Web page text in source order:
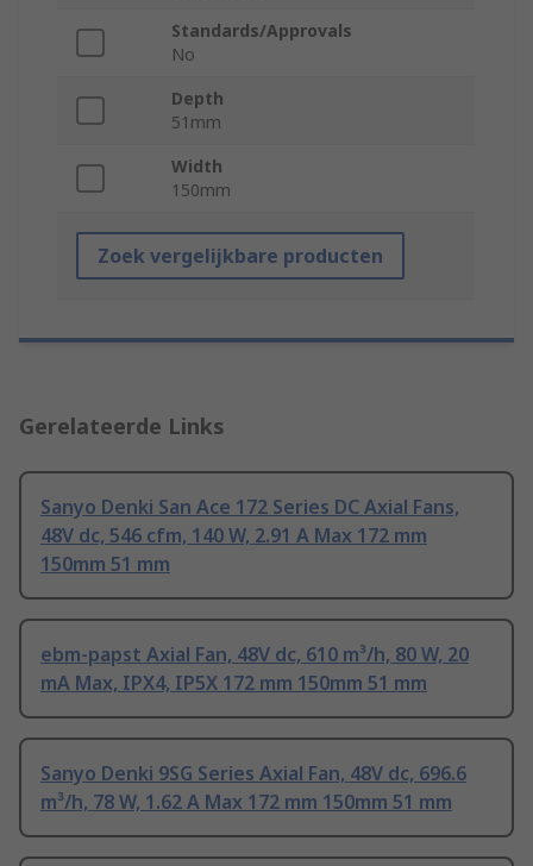
Standards/Approvals
No
Depth
51mm
Width
150mm
Zoek vergelijkbare producten
Gerelateerde Links
Sanyo Denki San Ace 172 Series DC Axial Fans,
48V dc, 546 cfm, 140 W, 2.91 A Max 172 mm
150mm 51 mm
ebm-papst Axial Fan, 48V dc, 610 m³/h, 80 W, 20
mA Max, IPX4, IP5X 172 mm 150mm 51 mm
Sanyo Denki 9SG Series Axial Fan, 48V dc, 696.6
m³/h, 78 W, 1.62 A Max 172 mm 150mm 51 mm